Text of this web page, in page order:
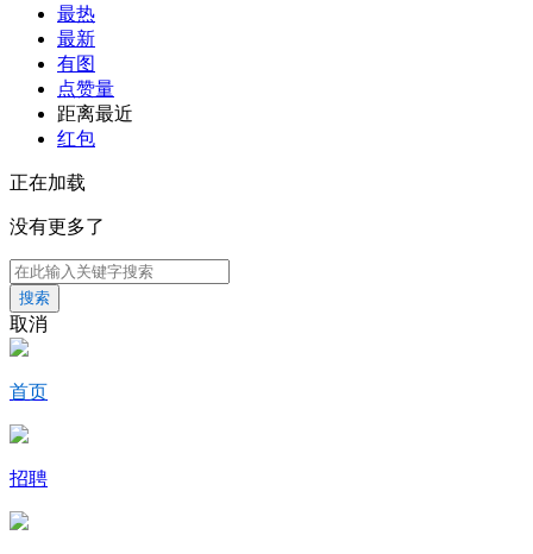
最热
最新
有图
点赞量
距离最近
红包
正在加载
没有更多了
搜索
取消
首页
招聘